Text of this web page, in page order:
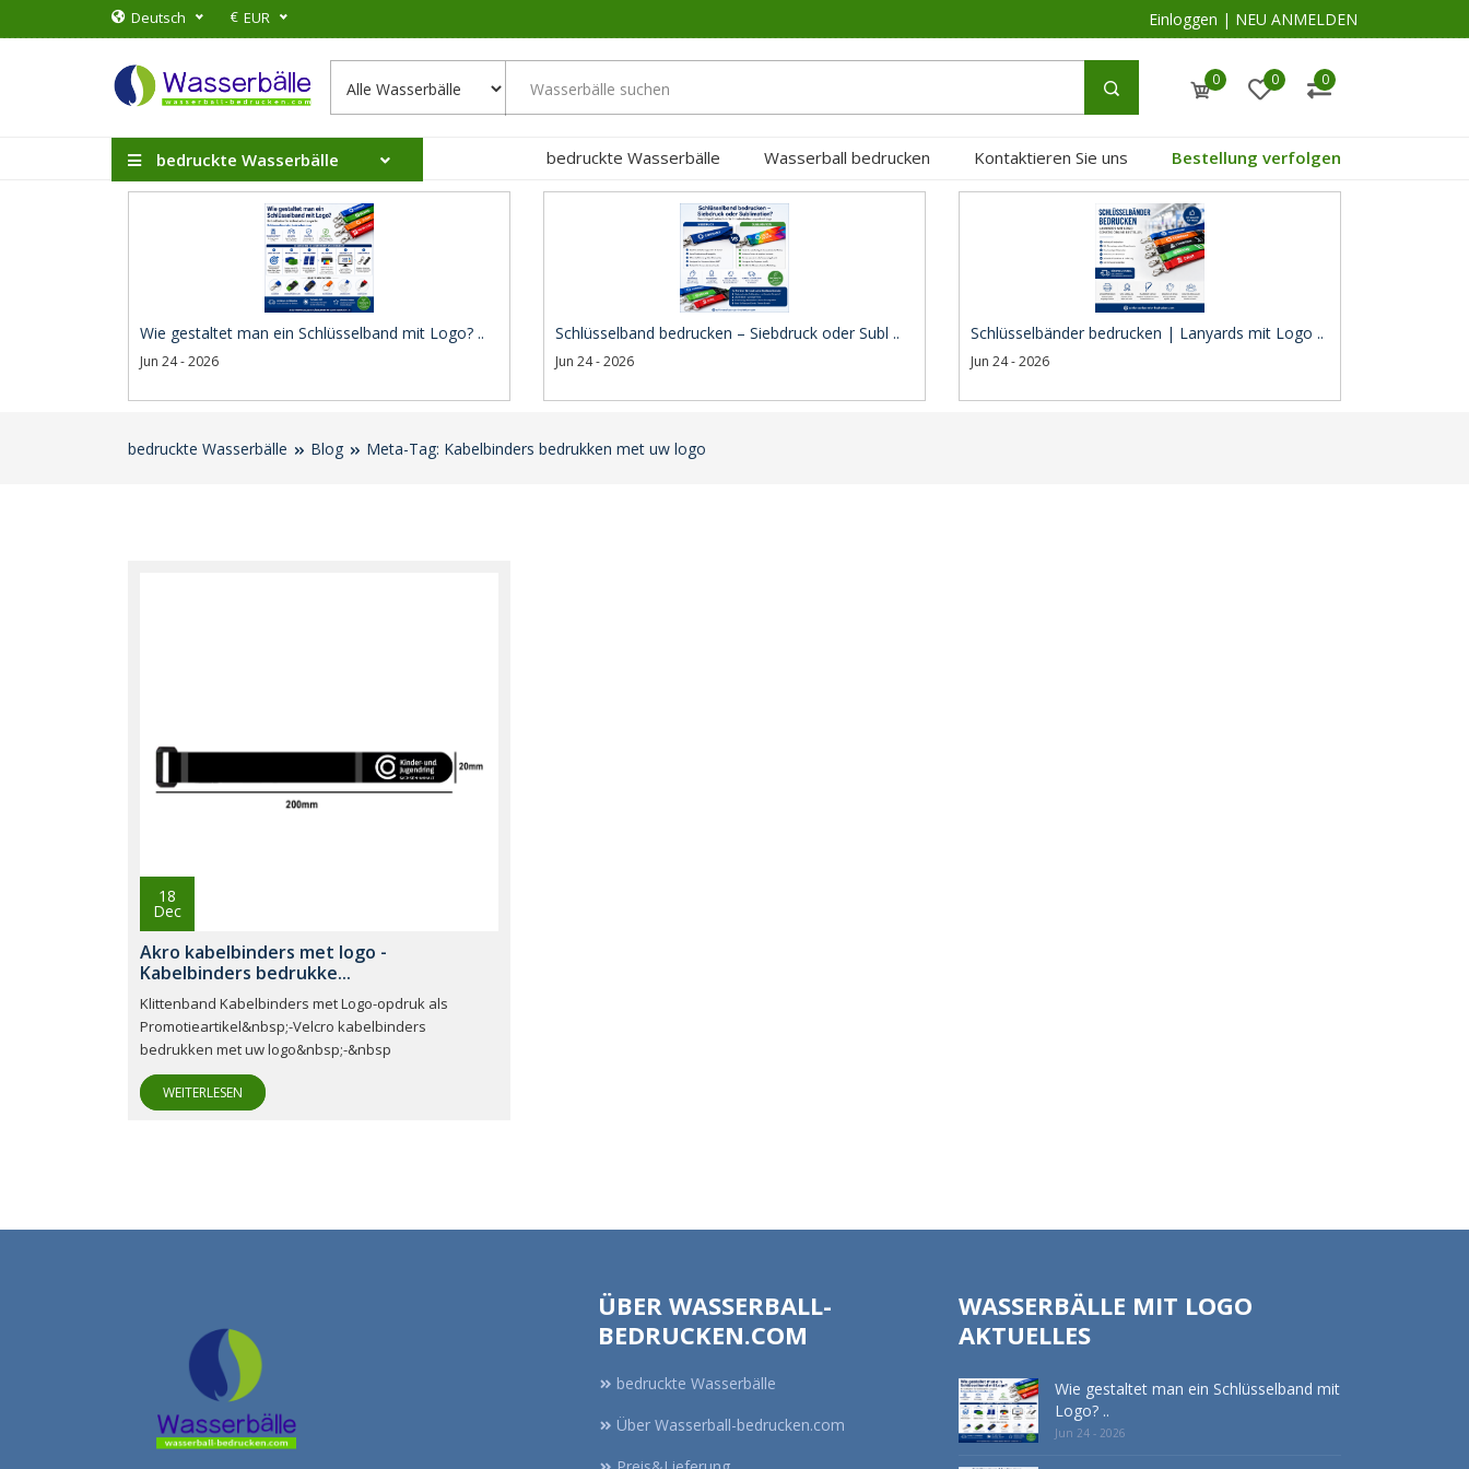
Deutsch € EUR Einloggen | NEU ANMELDEN
0 0 0
bedruckte Wasserbälle bedruckte Wasserbälle Wasserball bedrucken Kontaktieren Sie uns Bestellung verfolgen
Wie gestaltet man ein Schlüsselband mit Logo? ..
Jun 24 - 2026
Schlüsselband bedrucken – Siebdruck oder Subl ..
Jun 24 - 2026
Schlüsselbänder bedrucken | Lanyards mit Logo ..
Jun 24 - 2026
bedruckte Wasserbälle Blog Meta-Tag: Kabelbinders bedrukken met uw logo
18
Dec
Akro kabelbinders met logo -
Kabelbinders bedrukke...
Klittenband Kabelbinders met Logo-opdruk als
Promotieartikel&nbsp;-Velcro kabelbinders
bedrukken met uw logo&nbsp;-&nbsp
WEITERLESEN
ÜBER WASSERBALL-
BEDRUCKEN.COM
bedruckte Wasserbälle
Über Wasserball-bedrucken.com
WASSERBÄLLE MIT LOGO
AKTUELLES
Wie gestaltet man ein Schlüsselband mit
Logo? ..
Jun 24 - 2026